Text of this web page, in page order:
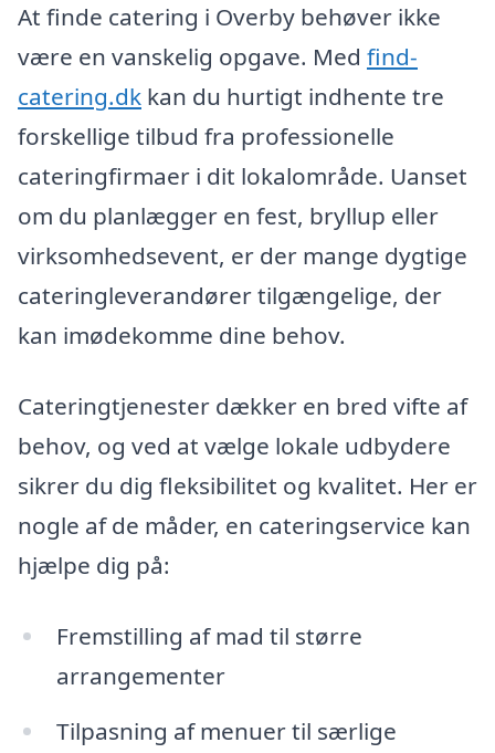
At finde catering i Overby behøver ikke
være en vanskelig opgave. Med find-
catering.dk kan du hurtigt indhente tre
forskellige tilbud fra professionelle
cateringfirmaer i dit lokalområde. Uanset
om du planlægger en fest, bryllup eller
virksomhedsevent, er der mange dygtige
cateringleverandører tilgængelige, der
kan imødekomme dine behov.
Cateringtjenester dækker en bred vifte af
behov, og ved at vælge lokale udbydere
sikrer du dig fleksibilitet og kvalitet. Her er
nogle af de måder, en cateringservice kan
hjælpe dig på:
Fremstilling af mad til større
arrangementer
Tilpasning af menuer til særlige